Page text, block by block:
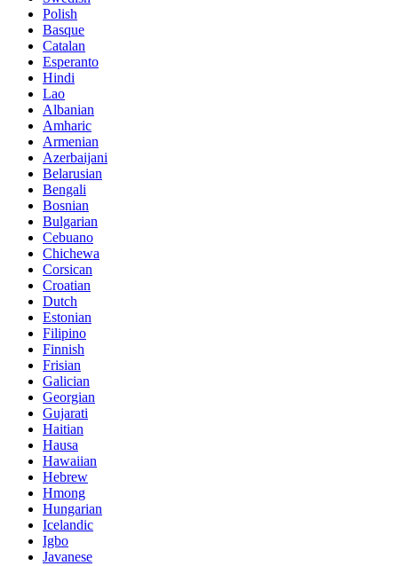
Polish
Basque
Catalan
Esperanto
Hindi
Lao
Albanian
Amharic
Armenian
Azerbaijani
Belarusian
Bengali
Bosnian
Bulgarian
Cebuano
Chichewa
Corsican
Croatian
Dutch
Estonian
Filipino
Finnish
Frisian
Galician
Georgian
Gujarati
Haitian
Hausa
Hawaiian
Hebrew
Hmong
Hungarian
Icelandic
Igbo
Javanese